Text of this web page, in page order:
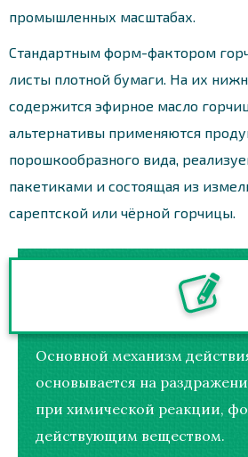
промышленных масштабах.
Стандартным форм-фактором
листы плотной бумаги. На их
содержится эфирное масло
альтернативы применяются
порошкообразного вида,
пакетиками и состоящая из
сарептской или чёрной горчицы.
Основной механизм
основывается на
при химической реакции,
действующим веществом.